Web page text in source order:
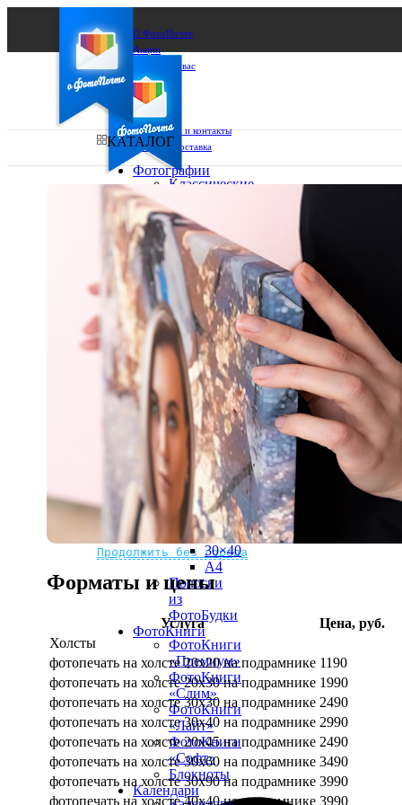
О ФотоПочте
Акции
Сделаем за вас
Бизнесу
FAQ
Франшиза
Поддержка и контакты
Оплата и доставка
Ваш город:
Ваш регион доставки
Выберите из списка:
Не нашли Ваш город?
Мы доставляем по всему миру
Продолжить без города
КАТАЛОГ
Фотографии
Классические
10х15
13х18
15х15
15х20
20х20
20х30
30х30
30х40
А4
Фото
рамке
10х10
10×15
13×18
15×15
15×20
20×20
20×30
30×30
30×40
A4
Полоски
из
ФотоБудки
ФотоКниги
ФотоКниги
«Премиум»
ФотоКниги
«Слим»
ФотоКниги
«Лайт»
ФотоКниги
«Софт»
Блокноты
Календари
Форматы и цены
Услуга
Цена, руб.
Холсты
фотопечать на холсте 20х20 на подрамнике 1190
фотопечать на холсте 20х30 на подрамнике 1990
фотопечать на холсте 30х30 на подрамнике 2490
фотопечать на холсте 30х40 на подрамнике 2990
фотопечать на холсте 20х45 на подрамнике 2490
фотопечать на холсте 30х60 на подрамнике 3490
фотопечать на холсте 30х90 на подрамнике 3990
фотопечать на холсте 40х40 на подрамнике 3990